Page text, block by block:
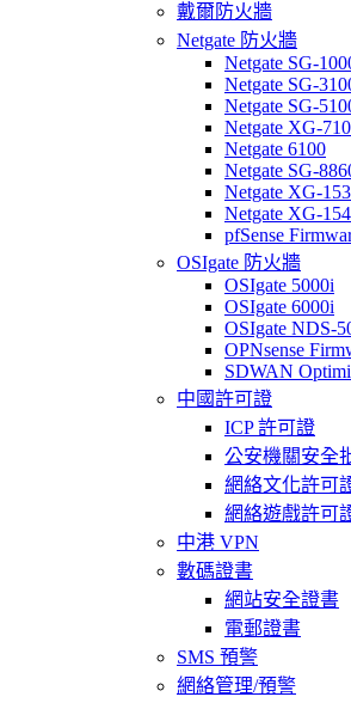
戴爾防火牆
Netgate 防火牆
Netgate SG-
Netgate SG-
Netgate SG-
Netgate XG-
Netgate 6100
Netgate SG-
Netgate XG-
Netgate XG-
pfSense
OSIgate 防火牆
OSIgate 5000i
OSIgate 6000i
OSIgate NDS-
OPNsense
SDWAN
中國許可證
ICP 許可證
公安機關安全
網絡文化許可
網絡遊戲許可
中港 VPN
數碼證書
網站安全證書
電郵證書
SMS 預警
網絡管理/預警